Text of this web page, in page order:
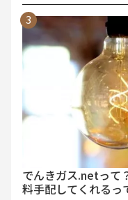
でんきガス.netって
料手配してくれるっ